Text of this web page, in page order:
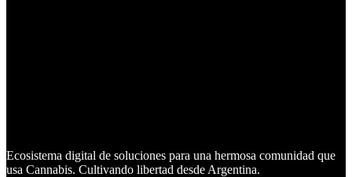
Ecosistema digital de soluciones para una hermosa comunidad que
usa Cannabis. Cultivando libertad desde Argentina.